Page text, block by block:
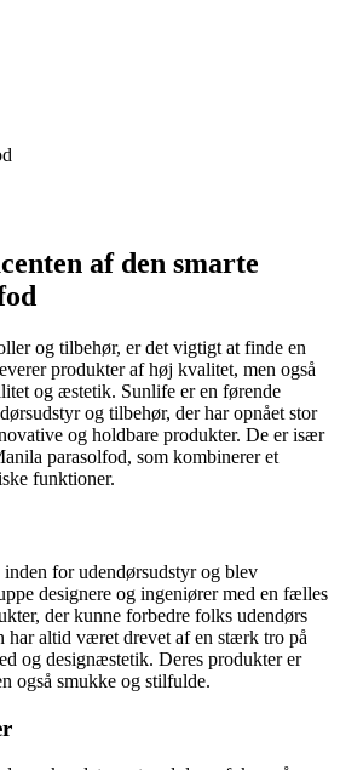
af den smarte
og tilbehør, er det vigtigt at finde en
produkter af høj kvalitet, men også
og æstetik. Sunlife er en førende
og tilbehør, der har opnået stor
og holdbare produkter. De er især
parasolfod, som kombinerer et
funktioner.
for udendørsudstyr og blev
designere og ingeniører med en fælles
der kunne forbedre folks udendørs
har altid været drevet af en stærk tro på
og designæstetik. Deres produkter er
også smukke og stilfulde.